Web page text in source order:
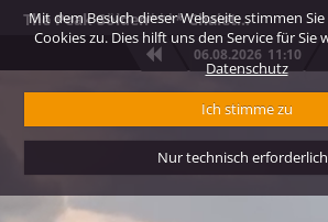
Mit dem Besuch dieser Webseite stimmen
Cookies zu. Dies hilft uns den Service für Sie
Datenschutz
Ich stimme zu
Nur technisch
The Peak Sölden**** Chalets und Appartements
06.08.2026 11:10